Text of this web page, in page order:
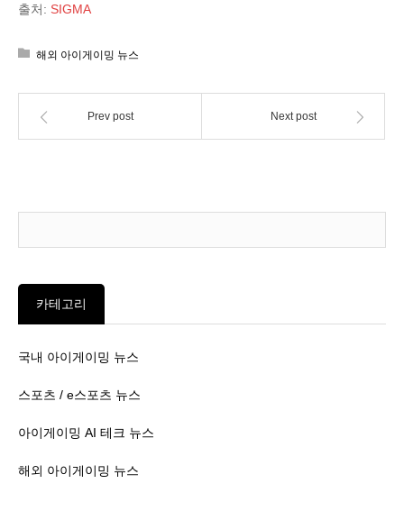
출처: SIGMA
해외 아이게이밍 뉴스
Prev post Next post
카테고리
국내 아이게이밍 뉴스
스포츠 / e스포츠 뉴스
아이게이밍 AI 테크 뉴스
해외 아이게이밍 뉴스